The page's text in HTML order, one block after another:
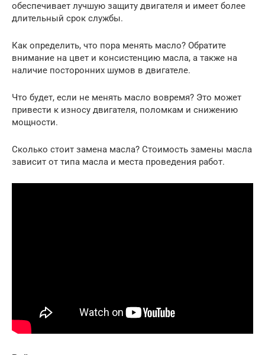
обеспечивает лучшую защиту двигателя и имеет более
длительный срок службы.
Как определить, что пора менять масло? Обратите
внимание на цвет и консистенцию масла, а также на
наличие посторонних шумов в двигателе.
Что будет, если не менять масло вовремя? Это может
привести к износу двигателя, поломкам и снижению
мощности.
Сколько стоит замена масла? Стоимость замены масла
зависит от типа масла и места проведения работ.